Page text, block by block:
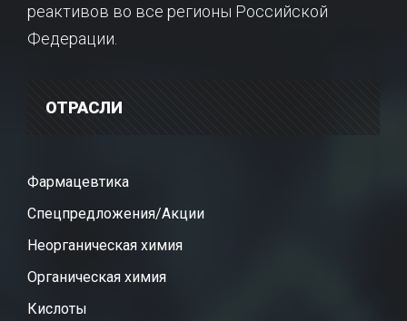
реактивов во все регионы Российской
Федерации.
ОТРАСЛИ
Фармацевтика
Спецпредложения/Акции
Неорганическая химия
Органическая химия
Кислоты